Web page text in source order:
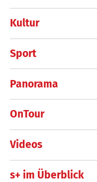
Kultur
Sport
Panorama
OnTour
Videos
s+ im Überblick